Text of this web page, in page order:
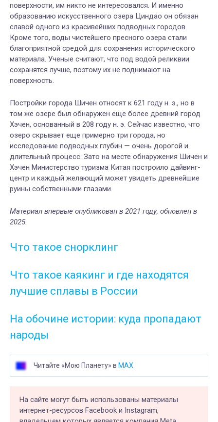
поверхности, им никто не интересовался. И именно
образованию искусственного озера Циндао он обязан
славой одного из красивейших подводных городов.
Кроме того, воды чистейшего пресного озера стали
благоприятной средой для сохранения исторического
материала. Ученые считают, что под водой реликвии
сохранятся лучше, поэтому их не поднимают на
поверхность.
Постройки города Шичен относят к 621 году н. э., но в
том же озере был обнаружен еще более древний город
Хэчен, основанный в 208 году н. э. Сейчас известно, что
озеро скрывает еще примерно три города, но
исследование подводных глубин — очень дорогой и
длительный процесс. Зато на месте обнаружения Шичен и
Хэчен Министерство туризма Китая построило дайвинг-
центр и каждый желающий может увидеть древнейшие
руины собственными глазами.
Материал впервые опубликован в 2021 году, обновлен в
2025.
Что такое снорклинг
Что такое каякинг и где находятся
лучшие сплавы в России
На обочине истории: куда пропадают
народы
Читайте «Мою Планету» в MAX
На сайте могут быть использованы материалы
интернет-ресурсов Facebook и Instagram,